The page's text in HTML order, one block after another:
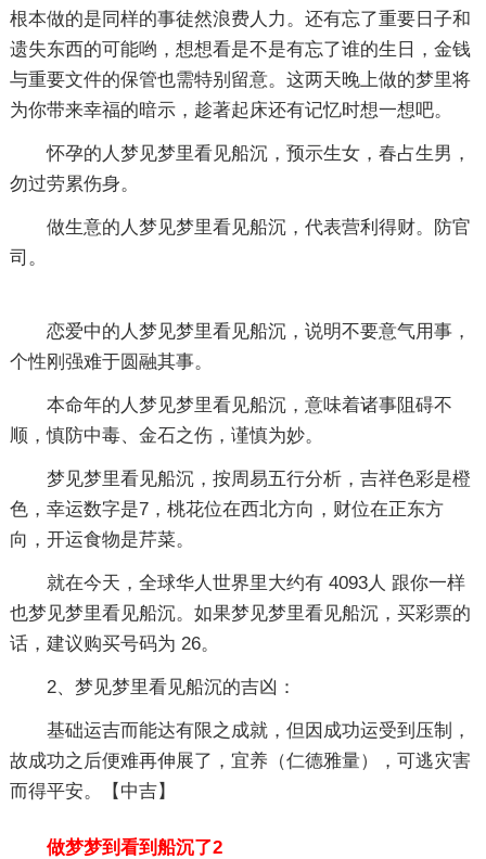
根本做的是同样的事徒然浪费人力。还有忘了重要日子和
遗失东西的可能哟，想想看是不是有忘了谁的生日，金钱
与重要文件的保管也需特别留意。这两天晚上做的梦里将
为你带来幸福的暗示，趁著起床还有记忆时想一想吧。
怀孕的人梦见梦里看见船沉，预示生女，春占生男，
勿过劳累伤身。
做生意的人梦见梦里看见船沉，代表营利得财。防官
司。
恋爱中的人梦见梦里看见船沉，说明不要意气用事，
个性刚强难于圆融其事。
本命年的人梦见梦里看见船沉，意味着诸事阻碍不
顺，慎防中毒、金石之伤，谨慎为妙。
梦见梦里看见船沉，按周易五行分析，吉祥色彩是橙
色，幸运数字是7，桃花位在西北方向，财位在正东方
向，开运食物是芹菜。
就在今天，全球华人世界里大约有 4093人 跟你一样
也梦见梦里看见船沉。如果梦见梦里看见船沉，买彩票的
话，建议购买号码为 26。
2、梦见梦里看见船沉的吉凶：
基础运吉而能达有限之成就，但因成功运受到压制，
故成功之后便难再伸展了，宜养（仁德雅量），可逃灾害
而得平安。【中吉】
做梦梦到看到船沉了2